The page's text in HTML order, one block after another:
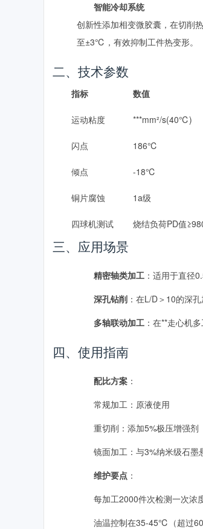
智能冷却系统
创新性添加相变微胶囊，在切削
至±3℃，有效抑制工件热变形。
二、技术参数
指标 数值
运动粘度 ***mm²/s(40℃)
闪点 186℃
倾点 -18℃
铜片腐蚀 1a级
四球机测试 烧结负荷PD值
三、应用场景
精密轴类加工 ：适用于直径
深孔钻削 ：在L/D＞10的深
多轴联动加工 ：在**走心机
四、使用指南
配比方案 ：
常规加工：原液使用
重切削：添加5%极压增强剂
镜面加工：与3%纳米级石墨
维护要点 ：
每加工2000件次检测一次浓
油温控制在35-45℃（超过